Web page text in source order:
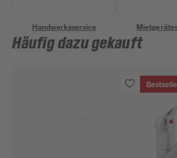
Handwerksservice
Häufig dazu gekauft